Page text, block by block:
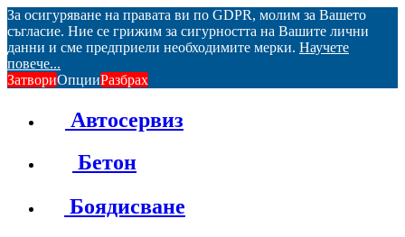
За осигуряване на правата ви по GDPR, молим за Вашето
съгласие. Ние се грижим за сигурността на Вашите лични
данни и сме предприели необходимите мерки. Научете
повече...
ЗатвориОпцииРазбрах
Автосервиз
Бетон
Боядисване